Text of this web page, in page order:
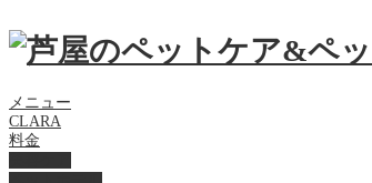
メニュー
CLARA
料金